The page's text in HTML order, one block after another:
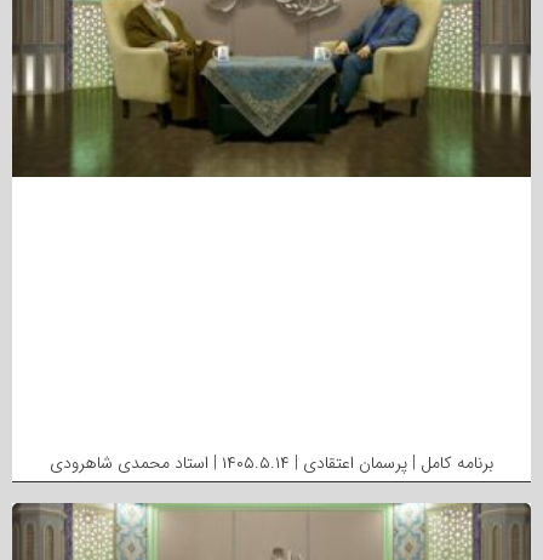
برنامه کامل | پرسمان اعتقادی | ۱۴۰۵.۵.۱۴ | استاد محمدی شاهرودی